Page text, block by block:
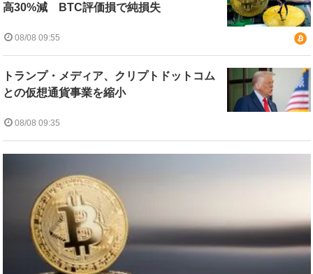
高30%減 BTC評価損で純損失
08/08 09:55
トランプ・メディア、クリプトドットコム
との仮想通貨事業を縮小
08/08 09:35